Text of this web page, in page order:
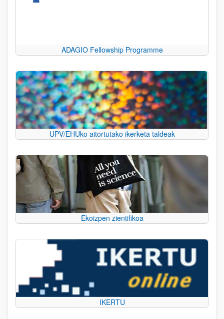
ADAGIO Fellowship Programme
UPV/EHUko aitortutako ikerketa taldeak
Ekoizpen zientifikoa
IKERTU